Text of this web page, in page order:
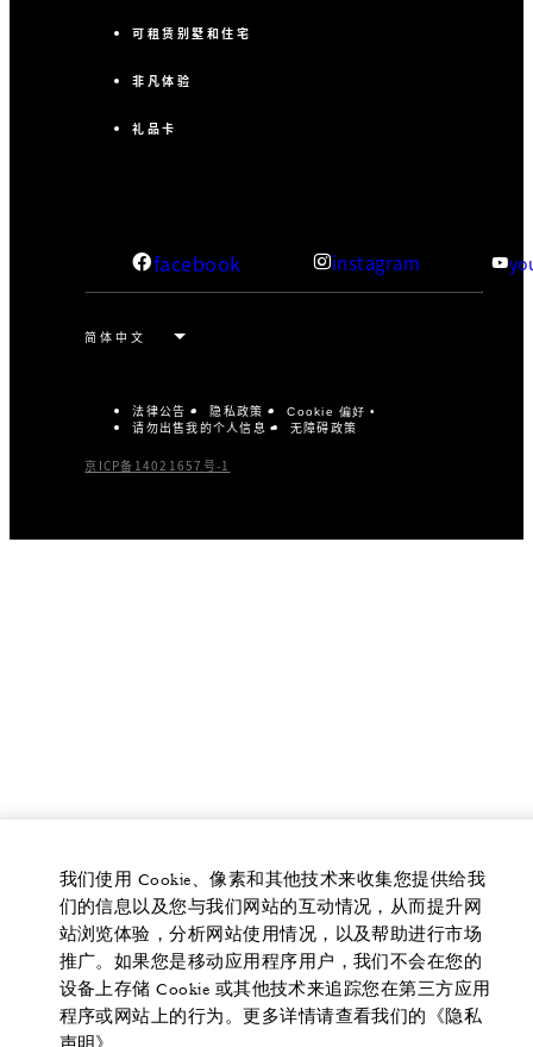
可租赁别墅和住宅
非凡体验
礼品卡
facebook instagram
法律公告 隐私政策 Cookie 偏好
请勿出售我的个人信息 无障碍政策
京ICP备14021657号-1
我们使用 Cookie、像素和其他技术来收集您提供给我
们的信息以及您与我们网站的互动情况，从而提升网
站浏览体验，分析网站使用情况，以及帮助进行市场
推广。如果您是移动应用程序用户，我们不会在您的
设备上存储 Cookie 或其他技术来追踪您在第三方应用
程序或网站上的行为。更多详情请查看我们的《隐私